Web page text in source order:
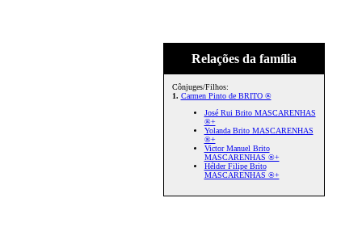
Relações da família
Cônjuges/Filhos:
1. Carmen Pinto de BRITO ®
José Rui Brito MASCARENHAS
®+
Yolanda Brito MASCARENHAS
®+
Victor Manuel Brito
MASCARENHAS ®+
Hélder Filipe Brito
MASCARENHAS ®+